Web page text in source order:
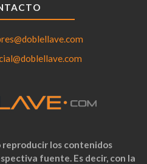
los contenidos
fuente. Es decir, con la